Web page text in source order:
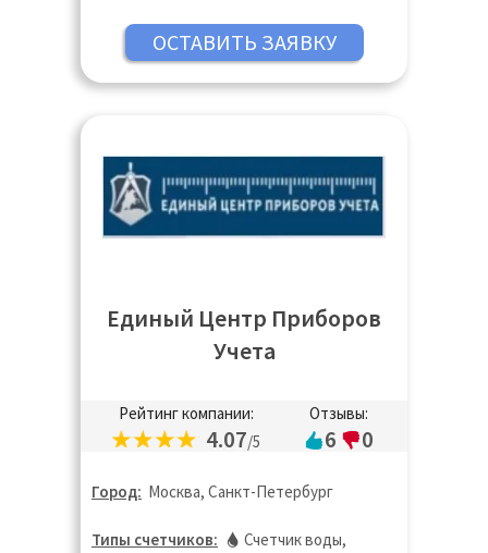
Единый Центр Приборов
Учета
Рейтинг компании:
4.07/5
Отзывы:
6 0
Город: Москва, Санкт-Петербург
Типы счетчиков: Счетчик воды,